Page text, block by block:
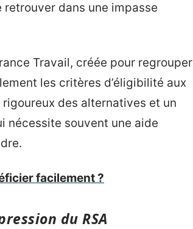
dans une impasse
Travail, créée pour regrouper
les critères d’éligibilité aux
des alternatives et un
nécessite souvent une aide
facilement ?
du RSA